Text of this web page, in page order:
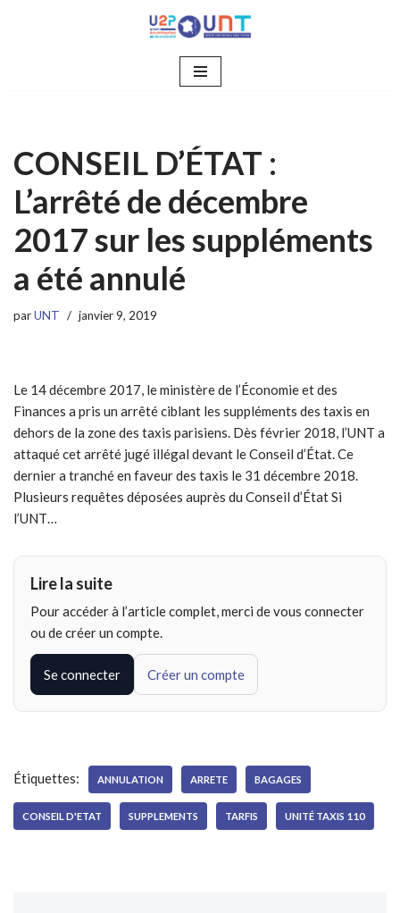
CONSEIL D’ÉTAT :
L’arrêté de décembre
2017 sur les suppléments
a été annulé
parUNT janvier 9, 2019
Le 14 décembre 2017, le ministère de l’Économie et des
Finances a pris un arrêté ciblant les suppléments des taxis en
dehors de la zone des taxis parisiens. Dès février 2018, l’UNT a
attaqué cet arrêté jugé illégal devant le Conseil d’État. Ce
dernier a tranché en faveur des taxis le 31 décembre 2018.
Plusieurs requêtes déposées auprès du Conseil d’État Si
l’UNT…
Lire la suite
Pour accéder à l’article complet, merci de vous connecter
ou de créer un compte.
Se connecter Créer un compte
Étiquettes: ANNULATION ARRETE BAGAGES
CONSEIL D'ETAT SUPPLEMENTS TARFIS UNITÉ TAXIS 110